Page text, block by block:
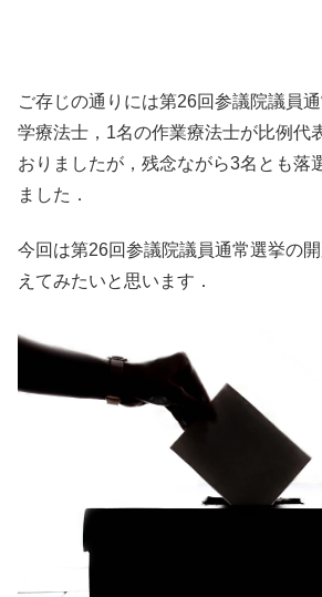
ご存じの通りには第26回参議院議員
学療法士，1名の作業療法士が比例代
おりましたが，残念ながら3名とも落
ました．
今回は第26回参議院議員通常選挙の
えてみたいと思います．